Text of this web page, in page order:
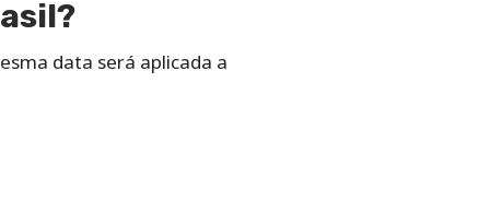
data será aplicada a